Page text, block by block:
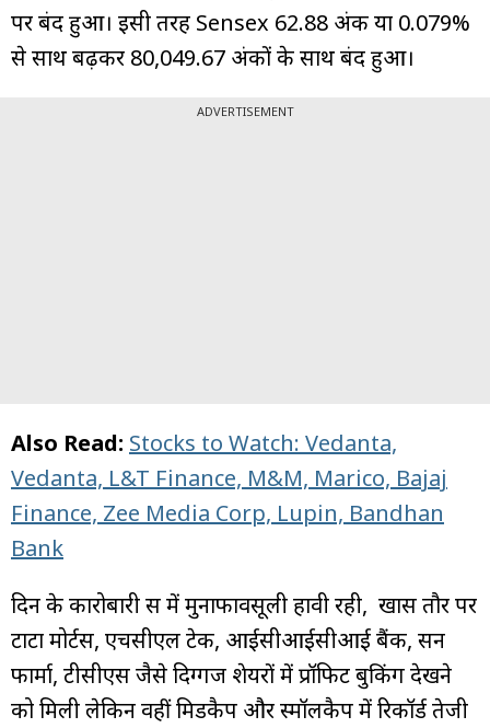
पर बंद हुआ। इसी तरह Sensex 62.88 अंक या 0.079%
से साथ बढ़कर 80,049.67 अंकों के साथ बंद हुआ।
ADVERTISEMENT
Also Read: Stocks to Watch: Vedanta,
Vedanta, L&T Finance, M&M, Marico, Bajaj
Finance, Zee Media Corp, Lupin, Bandhan
Bank
दिन के कारोबारी सत्र में मुनाफावसूली हावी रही, खास तौर पर
टाटा मोर्टस, एचसीएल टेक, आईसीआईसीआई बैंक, सन
फार्मा, टीसीएस जैसे दिग्गज शेयरों में प्रॉफिट बुकिंग देखने
को मिली लेकिन वहीं मिडकैप और स्मॉलकैप में रिकॉर्ड तेजी